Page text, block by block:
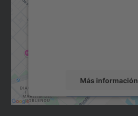
Más información
Aceptar